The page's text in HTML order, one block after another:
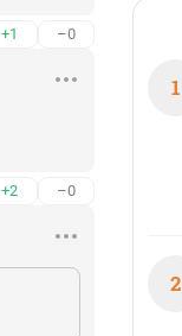
+1 –0
+2 –0
1
2